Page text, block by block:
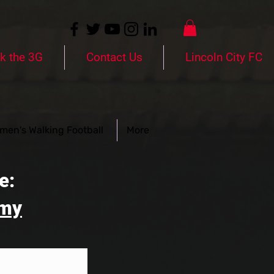
the 3G Contact Us Lincoln City FC
Walking Football More